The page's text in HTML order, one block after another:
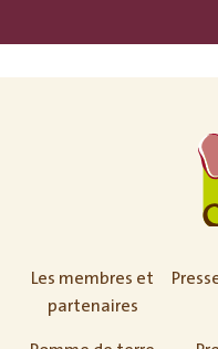
Les membres et
partenaires